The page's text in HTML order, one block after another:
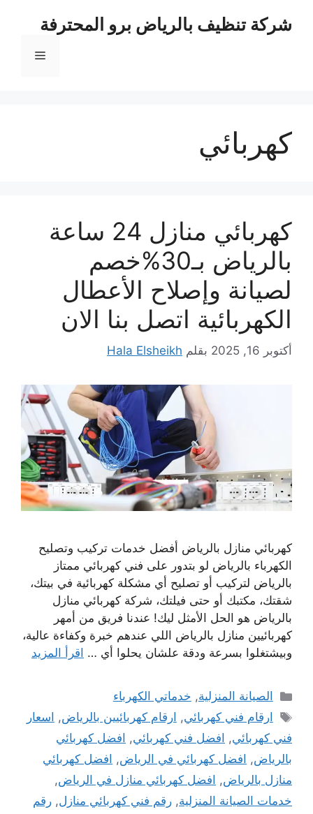
شركة تنظيف بالرياض برو المحترفة
القائمة
كهربائي
كهربائي منازل 24 ساعة
بالرياض بـ30%خصم
لصيانة وإصلاح الأعطال
الكهربائية اتصل بنا الان
أكتوبر 16, 2025 بقلم Hala Elsheikh
كهربائي منازل بالرياض أفضل خدمات تركيب وتصليح
الكهرباء بالرياض لو بتدور على فني كهربائي ممتاز
بالرياض لتركيب أو تصليح أي مشكلة كهربائية في بيتك،
شقتك، مكتبك أو حتى فيلتك، شركة كهربائي منازل
بالرياض هو الحل الأمثل ليك! عندنا فريق من أمهر
كهربائيين منازل بالرياض اللي عندهم خبرة وكفاءة عالية،
وبيشتغلوا بسرعة ودقة علشان يحلوا أي … اقرأ المزيد
التصنيفات
الصيانة المنزلية, خدماتي الكهرباء
الوسوم
ارقام فني كهربائي, ارقام كهربائيين بالرياض, اسعار
فني كهربائي, افضل فني كهربائي, افضل كهربائي
بالرياض, افضل كهربائي في الرياض, افضل كهربائي
منازل بالرياض, افضل كهربائي منازل في الرياض,
خدمات الصيانة المنزلية, رقم فني كهربائي منازل, رقم